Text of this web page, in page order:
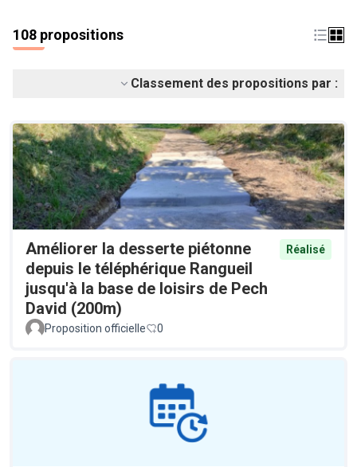
108 propositions
Classement des propositions par :
Améliorer la desserte piétonne
depuis le téléphérique Rangueil
jusqu'à la base de loisirs de Pech
David (200m)
Réalisé
Proposition officielle 0